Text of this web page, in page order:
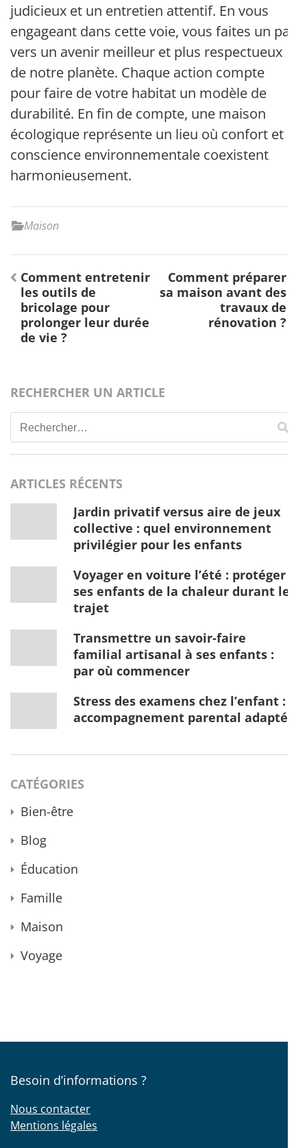
judicieux et un entretien attentif. En vous
engageant dans cette voie, vous faites un pas
vers un avenir meilleur et plus respectueux
de notre planète. Chaque action compte
pour faire de votre habitat un modèle de
durabilité. En fin de compte, une maison
écologique représente un lieu où confort et
conscience environnementale coexistent
harmonieusement.
Maison
Navigation
de
l’article
Comment entretenir
les outils de
bricolage pour
prolonger leur durée
de vie ?
Comment préparer
sa maison avant des
travaux de
rénovation ?
RECHERCHER UN ARTICLE
Rechercher :
ARTICLES RÉCENTS
Jardin privatif versus aire de jeux
collective : quel environnement
privilégier pour les enfants
Voyager en voiture l’été : protéger
ses enfants de la chaleur durant le
trajet
Transmettre un savoir-faire
familial artisanal à ses enfants :
par où commencer
Stress des examens chez l’enfant :
accompagnement parental adapté
CATÉGORIES
Bien-être
Blog
Éducation
Famille
Maison
Voyage
Besoin d’informations ?
Nous contacter
Mentions légales